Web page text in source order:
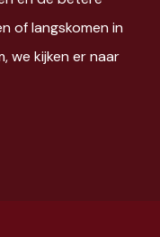
of langskomen in
we kijken er naar